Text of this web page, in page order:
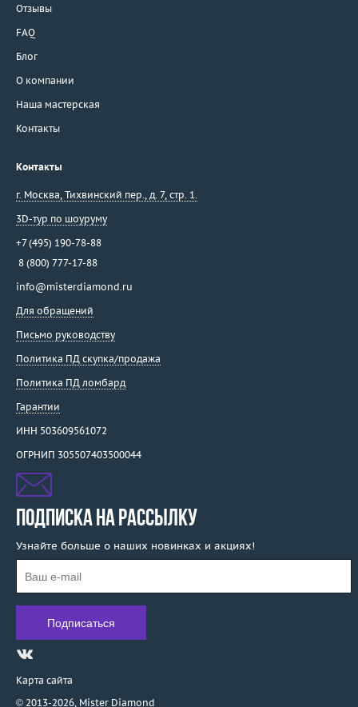
Отзывы
FAQ
Блог
О компании
Наша мастерская
Контакты
Контакты
г. Москва, Тихвинский пер., д. 7, стр. 1.
3D-тур по шоуруму
+7 (495) 190-78-88
8 (800) 777-17-88
info@misterdiamond.ru
Для обращений
Письмо руководству
Политика ПД скупка/продажа
Политика ПД ломбард
Гарантии
ИНН 503609561072
ОГРНИП 305507403500044
ПОДПИСКА НА РАССЫЛКУ
Узнайте больше о наших новинках и акциях!
Карта сайта
© 2013-2026, Mister Diamond